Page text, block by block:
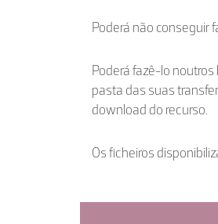
Poderá não conseguir
Poderá fazê-lo noutros
pasta das suas
download do recurso.
Os ficheiros